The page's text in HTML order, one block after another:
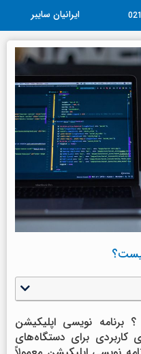
ایرانیان سایبر
؟ برنامه نویسی اپلیکیشن
کاربردی برای دستگاه‌های